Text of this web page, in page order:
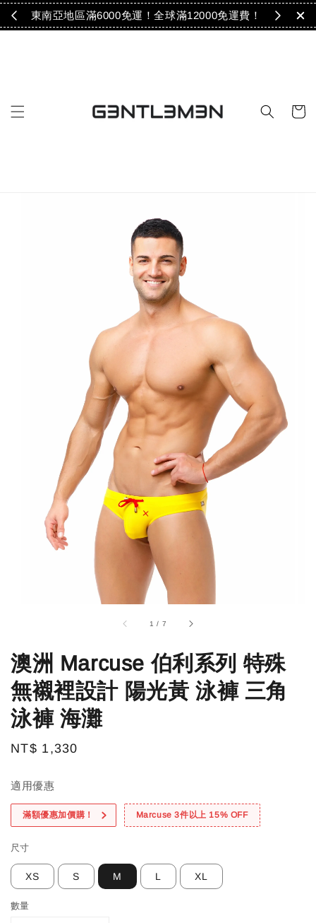
！ 東南亞地區滿6000免運！全球滿12000免運費！
1 / 7
澳洲 Marcuse 伯利系列 特殊
無襯裡設計 陽光黃 泳褲 三角
泳褲 海灘
Regular
NT$ 1,330
適用優惠
滿額優惠加價購！ Marcuse 3件以上 15% OFF
尺寸
XS S M L XL
數量